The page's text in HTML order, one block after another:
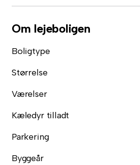
Om lejeboligen
Boligtype
Størrelse
Værelser
Kæledyr tilladt
Parkering
Byggeår